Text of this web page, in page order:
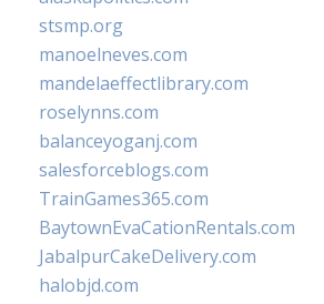
stsmp.org
manoelneves.com
mandelaeffectlibrary.com
roselynns.com
balanceyoganj.com
salesforceblogs.com
TrainGames365.com
BaytownEvaCationRentals.com
JabalpurCakeDelivery.com
halobjd.com